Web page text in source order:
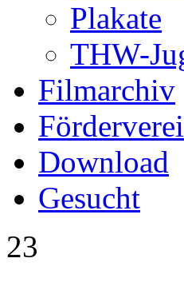
Plakate
THW-
Filmarchiv
Download
Gesucht
23